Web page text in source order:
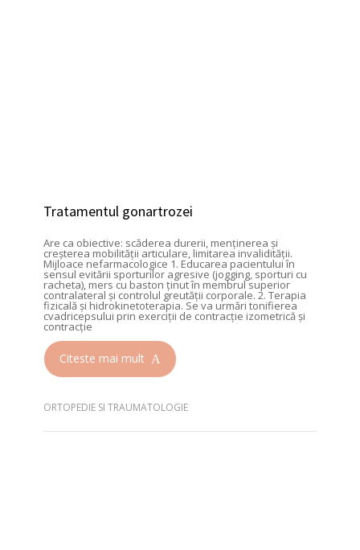
Tratamentul gonartrozei
Are ca obiective: scăderea durerii, menținerea și
creșterea mobilității articulare, limitarea invalidității.
Mijloace nefarmacologice 1. Educarea pacientului în
sensul evitării sporturilor agresive (jogging, sporturi cu
racheta), mers cu baston ținut în membrul superior
contralateral și controlul greutății corporale. 2. Terapia
fizicală și hidrokinetoterapia. Se va urmări tonifierea
cvadricepsului prin exerciții de contracție izometrică și
contracție
Citeste mai mult
ORTOPEDIE SI TRAUMATOLOGIE